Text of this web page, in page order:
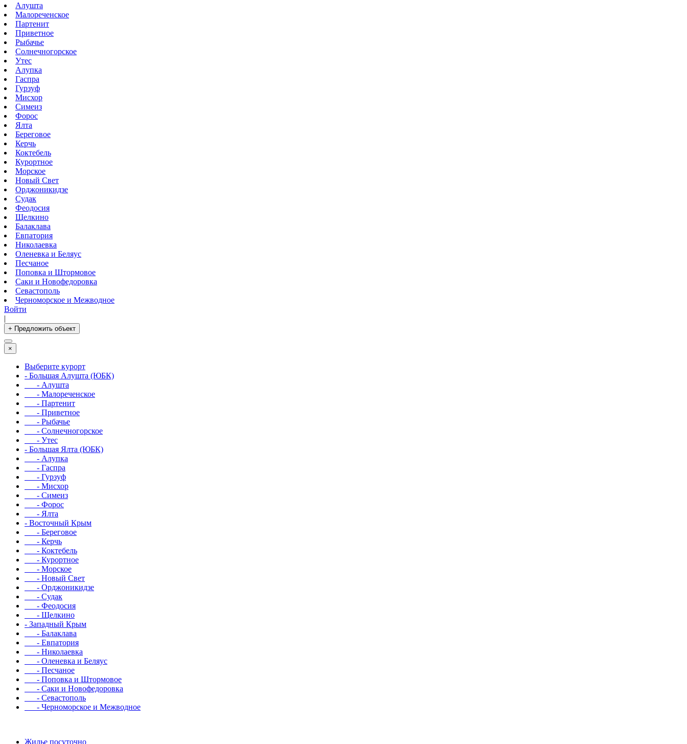
Алушта
Малореченское
Партенит
Приветное
Рыбачье
Солнечногорское
Утес
Алупка
Гаспра
Гурзуф
Мисхор
Симеиз
Форос
Ялта
Береговое
Керчь
Коктебель
Курортное
Морское
Новый Свет
Орджоникидзе
Судак
Феодосия
Щелкино
Балаклава
Евпатория
Николаевка
Оленевка и Беляус
Песчаное
Поповка и Штормовое
Саки и Новофедоровка
Севастополь
Черноморское и Межводное
Войти
|
+ Предложить объект
×
Выберите курорт
- Большая Алушта (ЮБК)
- Алушта
- Малореченское
- Партенит
- Приветное
- Рыбачье
- Солнечногорское
- Утес
- Большая Ялта (ЮБК)
- Алупка
- Гаспра
- Гурзуф
- Мисхор
- Симеиз
- Форос
- Ялта
- Восточный Крым
- Береговое
- Керчь
- Коктебель
- Курортное
- Морское
- Новый Свет
- Орджоникидзе
- Судак
- Феодосия
- Щелкино
- Западный Крым
- Балаклава
- Евпатория
- Николаевка
- Оленевка и Беляус
- Песчаное
- Поповка и Штормовое
- Саки и Новофедоровка
- Севастополь
- Черноморское и Межводное
Жилье посуточно